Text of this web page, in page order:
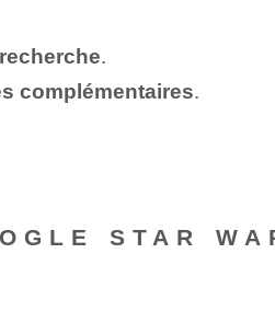
.
complémentaires.
STAR